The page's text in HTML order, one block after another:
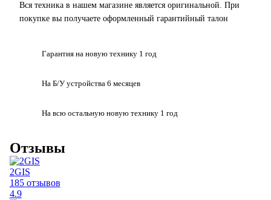
Вся техника в нашем магазине является оригинальной. При
покупке вы получаете оформленный гарантийный талон
Гарантия нановую технику 1 год
На Б/У устройства 6 месяцев
На всю остальнуюновую технику 1 год
Отзывы
2GIS
185 отзывов
4.9